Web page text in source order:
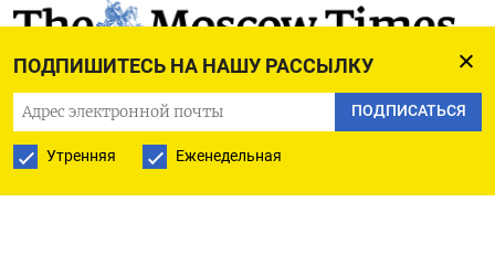
ПОДПИШИТЕСЬ НА НАШУ РАССЫЛКУ
ПОДПИСАТЬСЯ
Утренняя Еженедельная
РУССКАЯ СЛУЖБА
ПОДПИШИТЕСЬ НА НАШУ РАССЫЛКУ
ПОДПИСАТЬСЯ